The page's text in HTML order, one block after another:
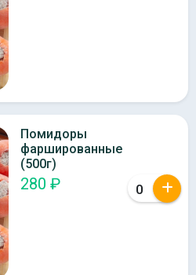
Помидоры
фаршированные
(500г)
280 ₽